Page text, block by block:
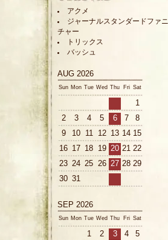
アクメ
ジャーナルスタンダードファニ
チャー
トリックス
バッシュ
AUG 2026
Sun Mon Tue Wed Thu Fri Sat
1
2
3 4 5 6 7
8
9
10 11 12 13 14 15
16 17 18 19 20 21 22
23 24 25 26 27 28 29
30 31
SEP 2026
Sun Mon Tue Wed Thu Fri Sat
1 2 3 4
5